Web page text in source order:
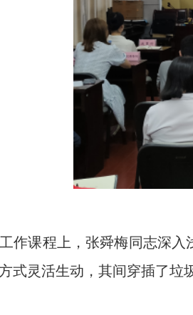
作课程上，张舜梅同志深入
式灵活生动，其间穿插了垃